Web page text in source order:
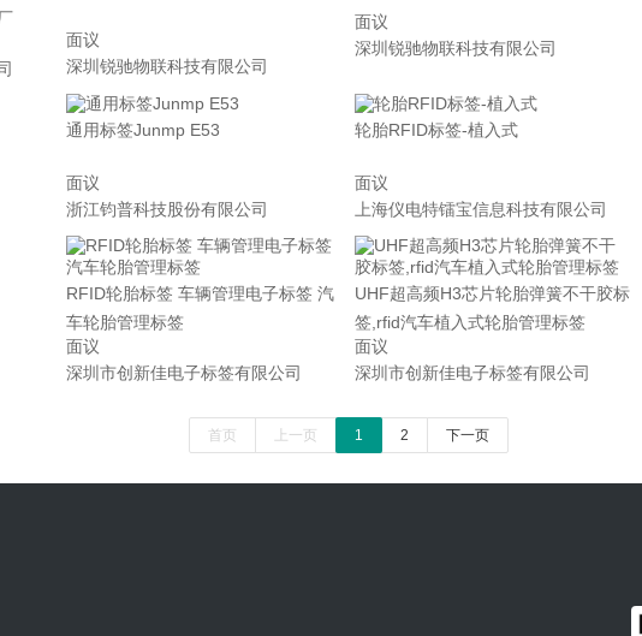
面议
深圳锐驰物联科技有限公司
面议
深圳锐驰物联科技有限公司
通用标签Junmp E53
面议
浙江钧普科技股份有限公司
轮胎RFID标签-植入式
面议
上海仪电特镭宝信息科技有限公司
RFID轮胎标签 车辆管理电子标签 汽
车轮胎管理标签
面议
深圳市创新佳电子标签有限公司
UHF超高频H3芯片轮胎弹簧不干胶标
签,rfid汽车植入式轮胎管理标签
面议
深圳市创新佳电子标签有限公司
首页 上一页 1 2 下一页